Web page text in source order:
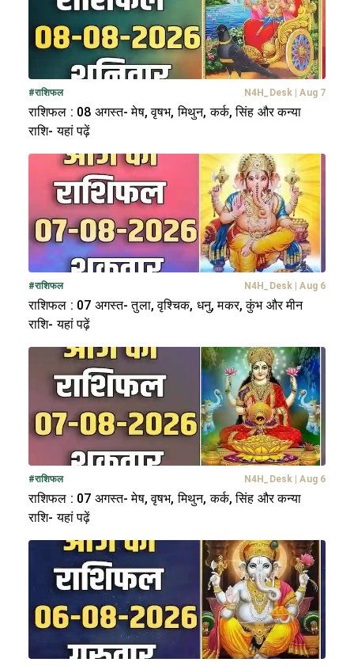
#राशिफल N4H_Desk Aug 7
राशिफल : 08 अगस्त- मेष, वृषभ, मिथुन, कर्क, सिंह और कन्या
राशि- यहां पढ़ें
#राशिफल N4H_Desk Aug 6
राशिफल : 07 अगस्त- तुला, वृश्चिक, धनु, मकर, कुंभ और मीन
राशि- यहां पढ़ें
#राशिफल N4H_Desk Aug 6
राशिफल : 07 अगस्त- मेष, वृषभ, मिथुन, कर्क, सिंह और कन्या
राशि- यहां पढ़ें